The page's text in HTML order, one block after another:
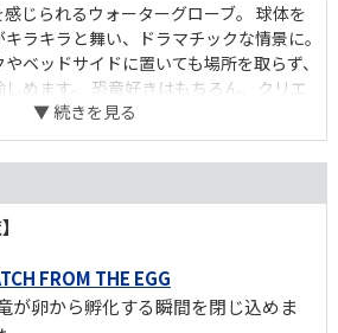
じられるウォーターグローブ。 球体を
ラキラと舞い、ドラマチックな情景に。
ベッドサイドに置いても場所を取らず、
めます。 恐竜好きはもちろん、クリエ
にもおすすめです。
FROM THE EGG
が卵から孵化する瞬間を閉じ込めま